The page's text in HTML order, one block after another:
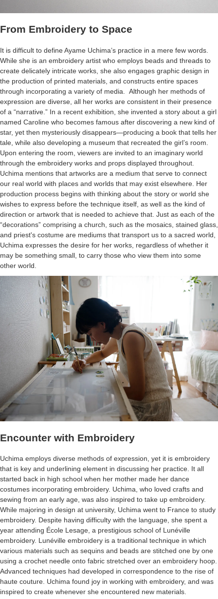
From Embroidery to Space
It is difficult to define Ayame Uchima’s practice in a mere few words.
While she is an embroidery artist who employs beads and threads to
create delicately intricate works, she also engages graphic design in
the production of printed materials, and constructs entire spaces
through incorporating a variety of media. Although her methods of
expression are diverse, all her works are consistent in their presence
of a “narrative.” In a recent exhibition, she invented a story about a girl
named Caroline who becomes famous after discovering a new kind of
star, yet then mysteriously disappears—producing a book that tells her
tale, while also developing a museum that recreated the girl’s room.
Upon entering the room, viewers are invited to an imaginary world
through the embroidery works and props displayed throughout.
Uchima mentions that artworks are a medium that serve to connect
our real world with places and worlds that may exist elsewhere. Her
production process begins with thinking about the story or world she
wishes to express before the technique itself, as well as the kind of
direction or artwork that is needed to achieve that. Just as each of the
“decorations” comprising a church, such as the mosaics, stained glass,
and priest's costume are mediums that transport us to a sacred world,
Uchima expresses the desire for her works, regardless of whether it
may be something small, to carry those who view them into some
other world.
Encounter with Embroidery
Uchima employs diverse methods of expression, yet it is embroidery
that is key and underlining element in discussing her practice. It all
started back in high school when her mother made her dance
costumes incorporating embroidery. Uchima, who loved crafts and
sewing from an early age, was also inspired to take up embroidery.
While majoring in design at university, Uchima went to France to study
embroidery. Despite having difficulty with the language, she spent a
year attending École Lesage, a prestigious school of Lunéville
embroidery. Lunéville embroidery is a traditional technique in which
various materials such as sequins and beads are stitched one by one
using a crochet needle onto fabric stretched over an embroidery hoop.
Advanced techniques had developed in correspondence to the rise of
haute couture. Uchima found joy in working with embroidery, and was
inspired to create whenever she encountered new materials.